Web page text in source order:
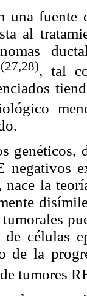
una
al
(27,28), tal
genéticos,
nace la
de células
de la
tumores